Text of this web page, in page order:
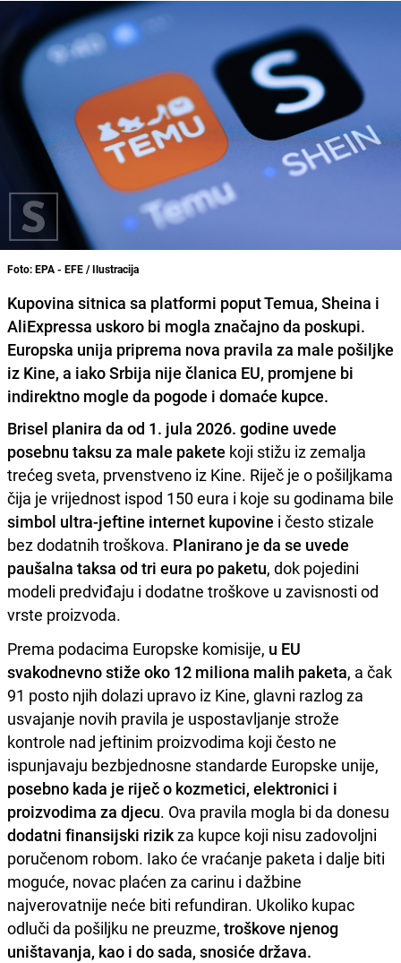
Foto: EPA - EFE / Ilustracija
Kupovina sitnica sa platformi poput Temua, Sheina i
AliExpressa uskoro bi mogla značajno da poskupi.
Europska unija priprema nova pravila za male pošiljke
iz Kine, a iako Srbija nije članica EU, promjene bi
indirektno mogle da pogode i domaće kupce.
Brisel planira da od 1. jula 2026. godine uvede
posebnu taksu za male pakete koji stižu iz zemalja
trećeg sveta, prvenstveno iz Kine. Riječ je o pošiljkama
čija je vrijednost ispod 150 eura i koje su godinama bile
simbol ultra-jeftine internet kupovine i često stizale
bez dodatnih troškova. Planirano je da se uvede
paušalna taksa od tri eura po paketu, dok pojedini
modeli predviđaju i dodatne troškove u zavisnosti od
vrste proizvoda.
Prema podacima Europske komisije, u EU
svakodnevno stiže oko 12 miliona malih paketa, a čak
91 posto njih dolazi upravo iz Kine, glavni razlog za
usvajanje novih pravila je uspostavljanje strože
kontrole nad jeftinim proizvodima koji često ne
ispunjavaju bezbjednosne standarde Europske unije,
posebno kada je riječ o kozmetici, elektronici i
proizvodima za djecu. Ova pravila mogla bi da donesu
dodatni finansijski rizikza kupce koji nisu zadovoljni
poručenom robom. Iako će vraćanje paketa i dalje biti
moguće, novac plaćen za carinu i dažbine
najverovatnije neće biti refundiran. Ukoliko kupac
odluči da pošiljku ne preuzme, troškove njenog
uništavanja, kao i do sada, snosiće država.